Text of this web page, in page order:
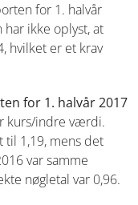
for 1. halvår
ikke oplyst, at
hvilket er et krav
for 1. halvår 2017
kurs/indre værdi.
til 1,19, mens det
varsamme
nøgletal var 0,96.